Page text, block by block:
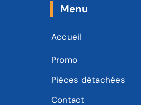
Menu
Accueil
Promo
Pièces détachées
Contact